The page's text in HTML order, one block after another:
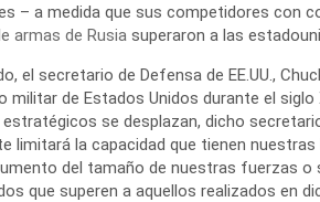
– a medida que sus competidores con
armas de Rusia superaron a las
el secretario de Defensa de EE.UU.,
militar de Estados Unidos durante el
se desplazan, dicho
limitará la capacidad que tienen
del tamaño de nuestras fuerzas
que superen a aquellos realizados en